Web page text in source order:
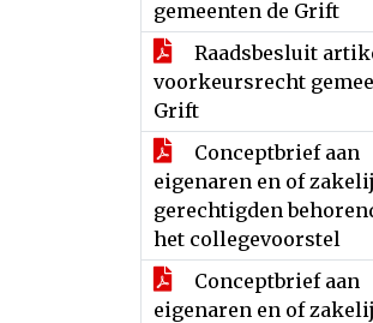
gemeenten de Grift
Raadsbesluit
voorkeursrecht
Grift
Conceptbrief aan
eigenaren en of
gerechtigden
het collegevoorstel
Conceptbrief aan
eigenaren en of